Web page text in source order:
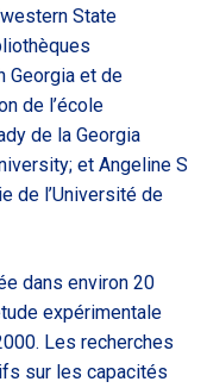
State
Georgia et de
de l’école
de la Georgia
et Angeline S
de l’Université de
dans environ 20
expérimentale
Les recherches
sur les capacités